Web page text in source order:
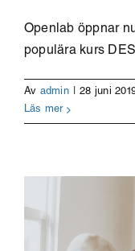
Openlab öppnar
populära kurs
Av admin | 28 juni
Läs mer